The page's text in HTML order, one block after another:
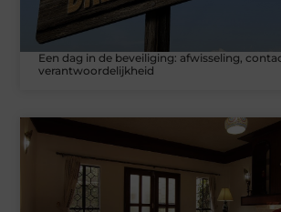
Een dag in de beveiliging: afwisseling,
verantwoordelijkheid